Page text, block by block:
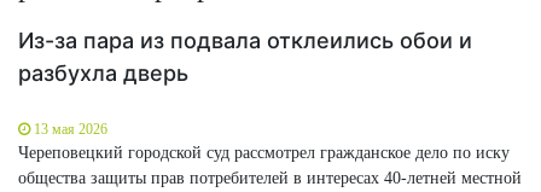
Из-за пара из подвала отклеились обои и
разбухла дверь
13 мая 2026
Череповецкий городской суд рассмотрел гражданское дело по иску
общества защиты прав потребителей в интересах 40-летней местной